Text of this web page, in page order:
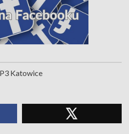
Katowice